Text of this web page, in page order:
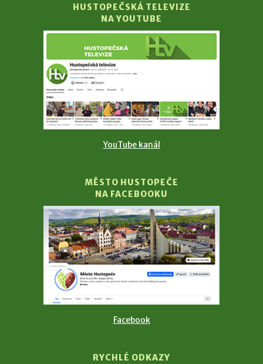
HUSTOPEČSKÁ TELEVIZE
NA YOUTUBE
YouTube kanál
MĚSTO HUSTOPEČE
NA FACEBOOKU
Facebook
RYCHLÉ ODKAZY